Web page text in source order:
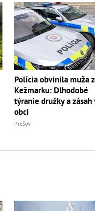
Polícia obvinila muža z
Kežmarku: Dlhodobé
týranie družky a zásah
obci
Prešov